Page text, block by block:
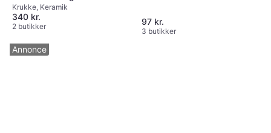
Krukke, Keramik
340 kr.
2 butikker 97 kr.
3 butikker
Annonce